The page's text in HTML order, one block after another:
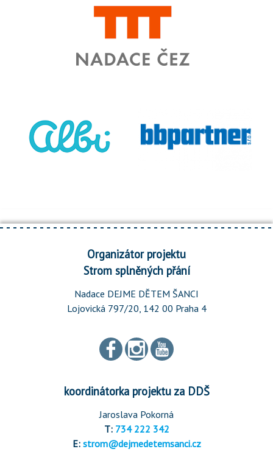
Organizátor projektu
Strom splněných přání
Nadace DEJME DĚTEM ŠANCI
Lojovická 797/20, 142 00 Praha 4
koordinátorka projektu za DDŠ
Jaroslava Pokorná
T: 734 222 342
E: strom@dejmedetemsanci.cz